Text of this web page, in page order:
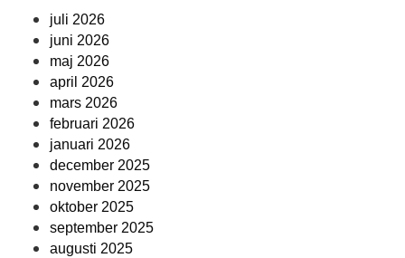
juli 2026
juni 2026
maj 2026
april 2026
mars 2026
februari 2026
januari 2026
december 2025
november 2025
oktober 2025
september 2025
augusti 2025